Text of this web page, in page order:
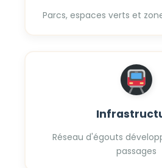
Parcs, espaces verts et
Réseau d'égouts
passages